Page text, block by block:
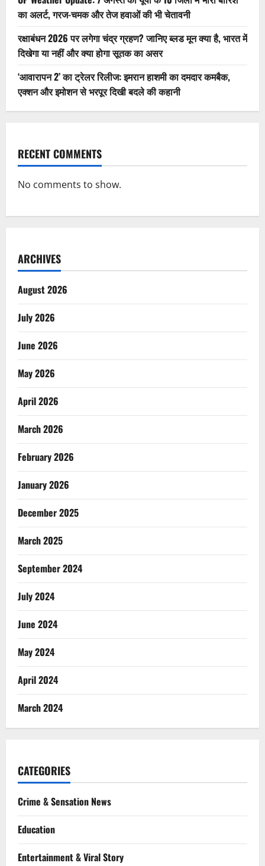
का अलर्ट, गरज-चमक और तेज हवाओं की भी चेतावनी
रक्षाबंधन 2026 पर लगेगा चंद्र ग्रहण? जानिए ब्लड मून क्या है, भारत में
दिखेगा या नहीं और क्या होगा सूतक का असर
‘आवारापन 2’ का ट्रेलर रिलीज: इमरान हाशमी का दमदार कमबैक,
एक्शन और इमोशन से भरपूर दिखी बदले की कहानी
RECENT COMMENTS
No comments to show.
ARCHIVES
August 2026
July 2026
June 2026
May 2026
April 2026
March 2026
February 2026
January 2026
December 2025
March 2025
September 2024
July 2024
June 2024
May 2024
April 2024
March 2024
CATEGORIES
Crime & Sensation News
Education
Entertainment & Viral Story